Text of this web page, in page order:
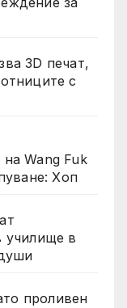
3D печат,
с
Wang Fuk
Хоп
училище в
проливен